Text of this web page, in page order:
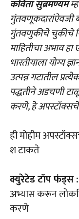
कविता सुब्रमण्यम
गुंतवणूकदारांऐवजी
गुंतवणुकीचे चुकीचे
माहितीचा अभाव
भारतीयाला योग्य
उत्पन्न गटातील
पद्धतीने अडचणी
करणे, हे
ही मोहीम
श टाकते
क्युरेटेड टॉप फंड्स :
अभ्यास करून
करणे